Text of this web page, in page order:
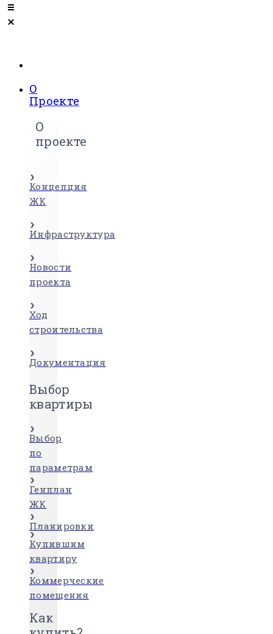
О
Проекте
О
проекте
Концепция
ЖК
Инфраструктура
Новости
проекта
Ход
строительства
Документация
Выбор
квартиры
Выбор
по
параметрам
Генплан
ЖК
Планировки
Купившим
квартиру
Коммерческие
помещения
Как